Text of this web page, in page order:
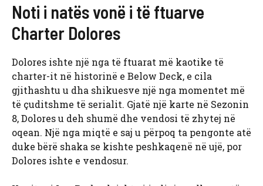
Noti i natës vonë i të ftuarve
Charter Dolores
Dolores ishte një nga të ftuarat më kaotike të
charter-it në historinë e Below Deck, e cila
gjithashtu u dha shikuesve një nga momentet më
të çuditshme të serialit. Gjatë një karte në Sezonin
8, Dolores u deh shumë dhe vendosi të zhytej në
oqean. Një nga miqtë e saj u përpoq ta pengonte atë
duke bërë shaka se kishte peshkaqenë në ujë, por
Dolores ishte e vendosur.